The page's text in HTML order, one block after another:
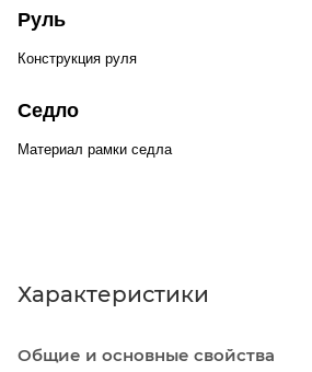
Руль
Конструкция руля
Седло
Материал рамки седла
Характеристики
Общие и основные свойства